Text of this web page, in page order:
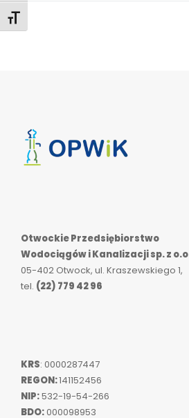
Toggle Font size
Otwockie Przedsiębiorstwo
Wodociągów i Kanalizacji sp. z
05-402 Otwock, ul. Kraszewskiego 1,
tel. (22) 779 42 96
KRS: 0000287447
REGON:141152456
NIP:532-19-54-266
BDO:000098953